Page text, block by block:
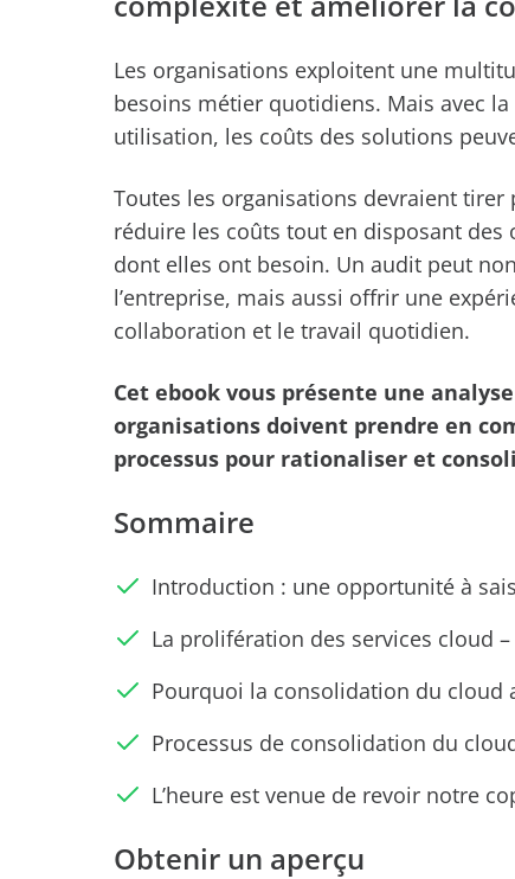
Les organisations exploitent une
besoins métier quotidiens. Mais avec
utilisation, les coûts des solutions
Toutes les organisations devraient
réduire les coûts tout en disposant
dont elles ont besoin. Un audit peut
l’entreprise, mais aussi offrir une
collaboration et le travail quotidien.
Cet ebook vous présente une
organisations doivent prendre en
processus pour rationaliser et
Sommaire
Introduction : une opportunité à
La prolifération des services cloud
Pourquoi la consolidation du cloud
Processus de consolidation du
L’heure est venue de revoir notre
Obtenir un aperçu